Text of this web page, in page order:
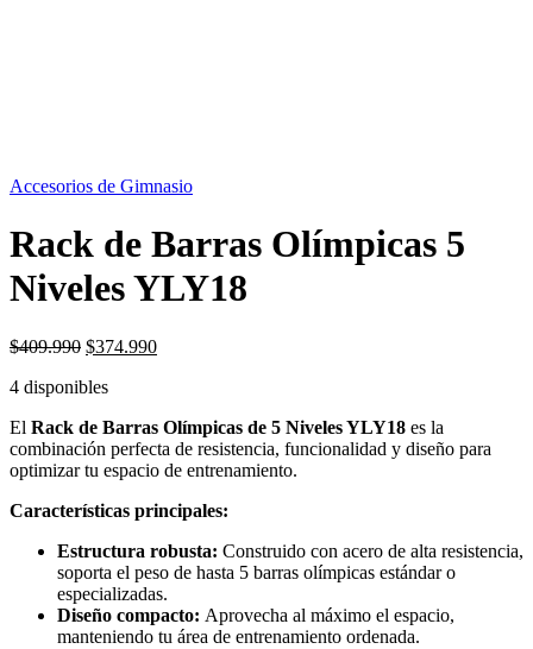
Accesorios de Gimnasio
Rack de Barras Olímpicas 5
Niveles YLY18
$409.990 El
original
$409.990.
$374.990El
$374.990.
4 disponibles
El Rack de Barras Olímpicas de 5 Niveles YLY18 es la
combinación perfecta de resistencia, funcionalidad y diseño para
optimizar tu espacio de entrenamiento.
Características principales:
Estructura robusta: Construido con acero de alta resistencia,
soporta el peso de hasta 5 barras olímpicas estándar o
especializadas.
Diseño compacto: Aprovecha al máximo el espacio,
manteniendo tu área de entrenamiento ordenada.